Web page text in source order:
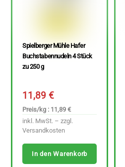
Spielberger Mühle Hafer
Buchstabennudeln 4 Stück
zu 250 g
11,89€
Preis/kg : 11,89 €
inkl. MwSt. – zzgl.
Versandkosten
In den Warenkorb